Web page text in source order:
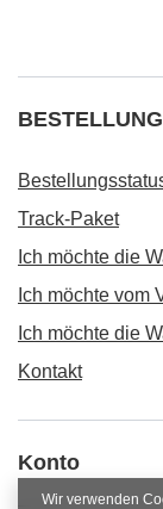
Track-Paket
Ich möchte die
Ich möchte vom
Ich möchte die
Kontakt
Konto
Wir verwenden